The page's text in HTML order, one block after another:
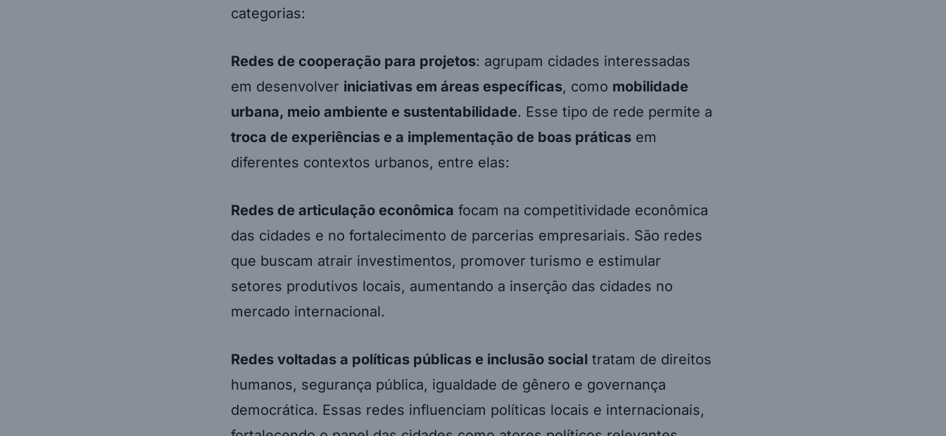
categorias:
Redes de cooperação para projetos: agrupam cidades interessadas
em desenvolver iniciativas em áreas específicas, como mobilidade
urbana, meio ambiente e sustentabilidade. Esse tipo de rede permite a
troca de experiências e a implementação de boas práticas em
diferentes contextos urbanos, entre elas:
Redes de articulação econômica focam na competitividade econômica
das cidades e no fortalecimento de parcerias empresariais. São redes
que buscam atrair investimentos, promover turismo e estimular
setores produtivos locais, aumentando a inserção das cidades no
mercado internacional.
Redes voltadas a políticas públicas e inclusão social tratam de direitos
humanos, segurança pública, igualdade de gênero e governança
democrática. Essas redes influenciam políticas locais e internacionais,